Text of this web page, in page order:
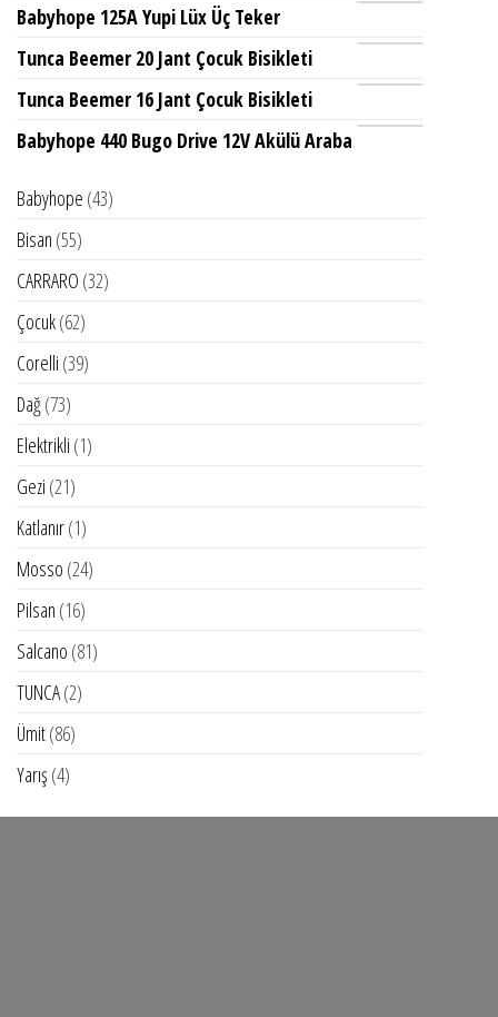
Babyhope 125A Yupi Lüx Üç Teker
Tunca Beemer 20 Jant Çocuk Bisikleti
Tunca Beemer 16 Jant Çocuk Bisikleti
Babyhope 440 Bugo Drive 12V Akülü Araba
Babyhope 4343
Bisan 5555
ürün
CARRARO 3232
Çocuk 6262
ürün
Corelli 3939
Dağ 7373
ürün
Elektrikli 11
Gezi 2121
ürün
Katlanır 11
ürün
Mosso 2424
Pilsan 1616
ürün
Salcano 8181
TUNCA 22
Ümit 8686
Yarış 44